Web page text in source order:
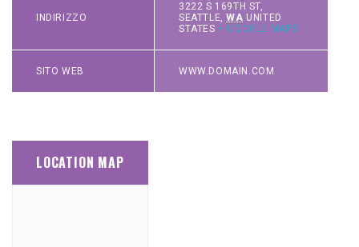
INDIRIZZO
3222 S 169TH ST,
SEATTLE, WA UNITED
STATES + GOOGLE MAPS
SITO WEB WWW.DOMAIN.COM
LOCATION MAP